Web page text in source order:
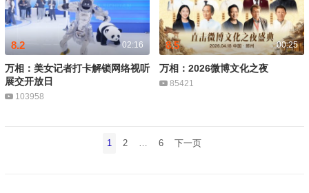
02:16
8.2
万相：美女记者打卡解锁网络视听
展交开放日
103958
00:25
8.5
万相：2026微博文化之夜
85421
1 2 6 下一页